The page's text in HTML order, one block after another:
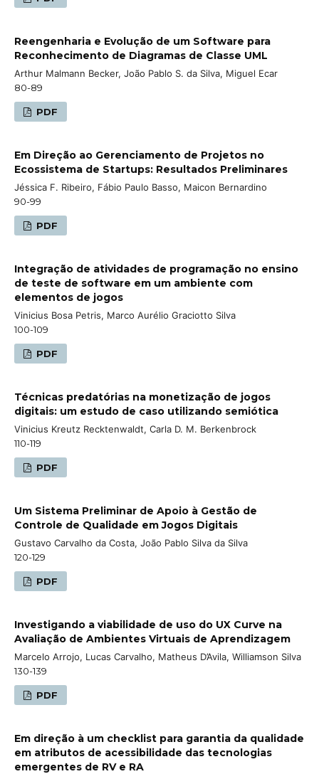
Reengenharia e Evolução de um Software para
Reconhecimento de Diagramas de Classe UML
Arthur Malmann Becker, João Pablo S. da Silva, Miguel Ecar
80-89
PDF
Em Direção ao Gerenciamento de Projetos no
Ecossistema de Startups: Resultados Preliminares
Jéssica F. Ribeiro, Fábio Paulo Basso, Maicon Bernardino
90-99
PDF
Integração de atividades de programação no ensino
de teste de software em um ambiente com
elementos de jogos
Vinicius Bosa Petris, Marco Aurélio Graciotto Silva
100-109
PDF
Técnicas predatórias na monetização de jogos
digitais: um estudo de caso utilizando semiótica
Vinicius Kreutz Recktenwaldt, Carla D. M. Berkenbrock
110-119
PDF
Um Sistema Preliminar de Apoio à Gestão de
Controle de Qualidade em Jogos Digitais
Gustavo Carvalho da Costa, João Pablo Silva da Silva
120-129
PDF
Investigando a viabilidade de uso do UX Curve na
Avaliação de Ambientes Virtuais de Aprendizagem
Marcelo Arrojo, Lucas Carvalho, Matheus D’Avila, Williamson Silva
130-139
PDF
Em direção à um checklist para garantia da qualidade
em atributos de acessibilidade das tecnologias
emergentes de RV e RA